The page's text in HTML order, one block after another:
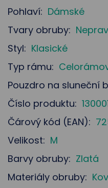
Pohlaví: Dámské
Tvary obruby:
Styl: Klasické
Typ rámu:
Pouzdro na sluneční
Číslo produktu:
Čárový kód (EAN):
Velikost: M
Barvy obruby: Zlatá
Materiály obruby: Kov